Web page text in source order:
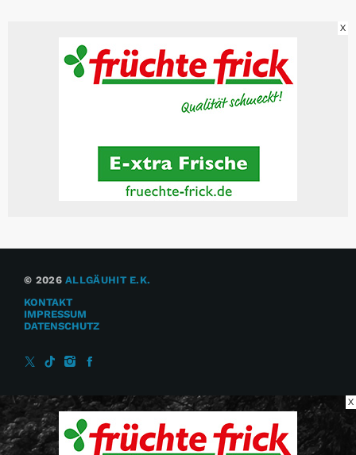
X
© 2026ALLGÄUHIT E.K.
KONTAKT
IMPRESSUM
DATENSCHUTZ
X